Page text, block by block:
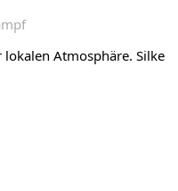
lokalen Atmosphäre. Silke